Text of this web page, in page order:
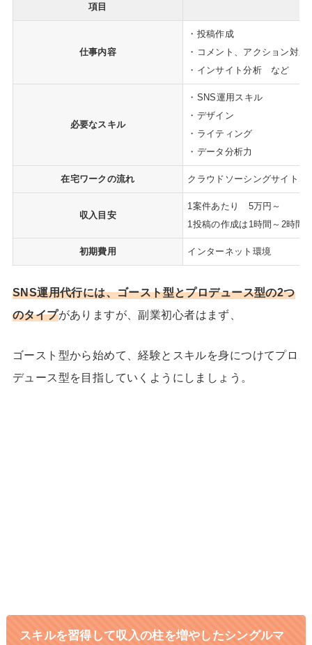
項目
仕事内容
・投稿作成
・コメント、アクション対応
・インサイト分析 など
必要なスキル
・SNS運用スキル
・デザイン
・ライティング
・データ分析力
在宅ワークの流れ クラウドソーシングサイトな
収入目安
1案件あたり 5万円～
1投稿の作成は1時間～2時間
初期費用 インターネット環境
SNS運用代行には、ゴースト型とプロデュース型の2つ
のタイプがありますが、副業初心者はまず、
ゴースト型から始めて、経験とスキルを身につけてプロ
デュース型を目指していくようにしましょう。
スキルを習得して収入の柱を増やしたシングルマ